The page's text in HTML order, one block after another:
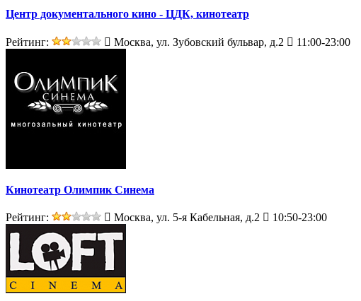
Центр документального кино - ЦДК, кинотеатр
Рейтинг: Москва, ул. Зубовский бульвар, д.2 11:00-23:00
Кинотеатр Олимпик Синема
Рейтинг: Москва, ул. 5-я Кабельная, д.2 10:50-23:00